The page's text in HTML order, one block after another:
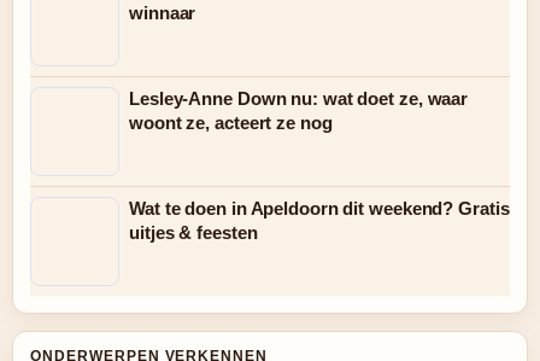
winnaar
Lesley-Anne Down nu: wat doet ze, waar
woont ze, acteert ze nog
Wat te doen in Apeldoorn dit weekend? Gratis
uitjes & feesten
ONDERWERPEN VERKENNEN